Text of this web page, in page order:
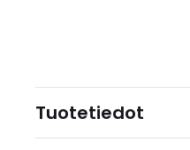
Tuotetiedot